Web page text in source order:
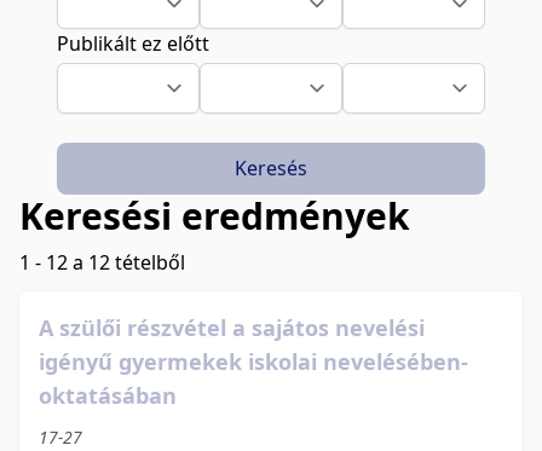
Publikált ez előtt
Keresés
Keresési eredmények
1 - 12 a 12 tételből
A szülői részvétel a sajátos nevelési
igényű gyermekek iskolai nevelésében-
oktatásában
17-27